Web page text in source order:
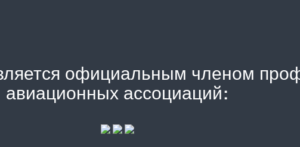
официальным членом
авиационных ассоциаций: